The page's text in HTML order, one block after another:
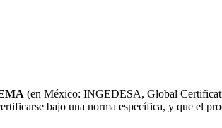
(en México: INGEDESA, Global
bajo una norma específica, y que el